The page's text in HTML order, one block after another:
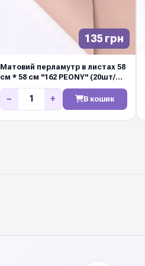
135 грн
Матовий перламутр в листах 58
см * 58 см "162 PEONY" (20шт/
упак)
− + В кошик